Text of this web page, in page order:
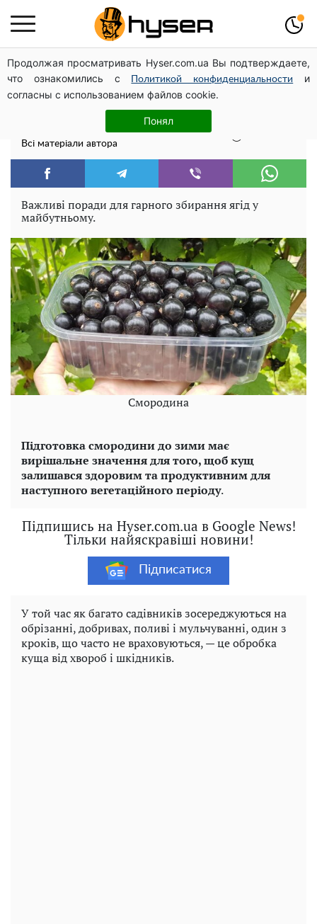
Продолжая просматривать Hyser.com.ua Вы подтверждаете,
что ознакомились с
Политикой конфиденциальности
и
согласны с использованием файлов cookie.
Понял
Підготуйте смородину до холодів:
наступного року вашим ягодам
позаздрять навіть агрономи
Игорь Верховский
Всі матеріали автора
Важливі поради для гарного збирання ягід у
майбутньому.
Смородина
Підготовка смородини до зими має
вирішальне значення для того, щоб кущ
залишався здоровим та продуктивним для
наступного вегетаційного періоду.
Підпишись на Hyser.com.ua в Google News!
Тільки найяскравіші новини!
Підписатися
У той час як багато садівників зосереджуються на
обрізанні, добривах, поливі і мульчуванні, один з
кроків, що часто не враховуються, — це обробка
куща від хвороб і шкідників.